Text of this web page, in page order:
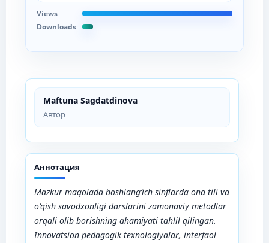
Maftuna Sagdatdinova
Автор
Аннотация
Mazkur maqolada boshlang‘ich sinflarda ona tili va
o‘qish savodxonligi darslarini zamonaviy metodlar
orqali olib borishning ahamiyati tahlil qilingan.
Innovatsion pedagogik texnologiyalar, interfaol
Views
Downloads